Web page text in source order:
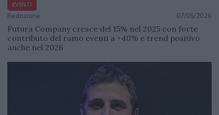
EVENTI
Redazione 07/05/2026
Futura Company cresce del 15% nel 2025 con forte
contributo del ramo eventi a +40% e trend positivo
anche nel 2026